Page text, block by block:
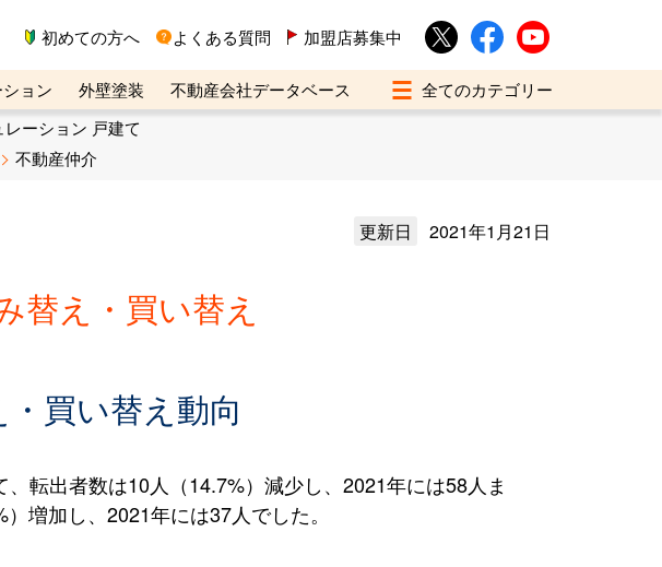
初めての方へ よくある質問 加盟店募集中
ョン 外壁塗装
不動産会社データベース
却ご相談デスク
レーション 戸建て
不動産仲介
更新日 2021年1月21日
替え・買い替え
買い替え動向
転出者数は10人（14.7%）減少し、2021年には58人ま
増加し、2021年には37人でした。